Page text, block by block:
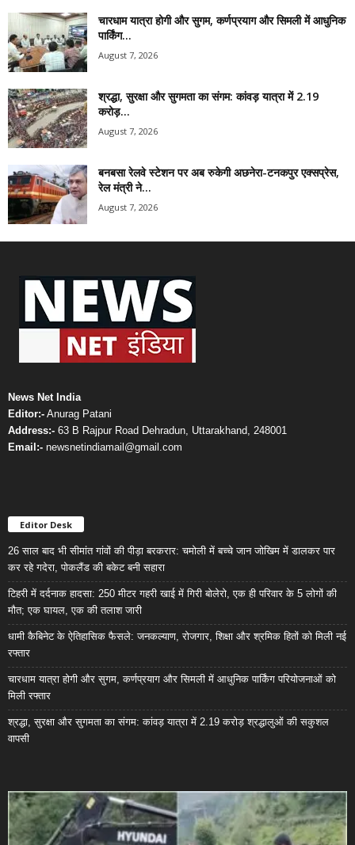
चारधाम यात्रा होगी और सुगम, कर्णप्रयाग और सिमली में आधुनिक
पार्किंग...
August 7, 2026
श्रद्धा, सुरक्षा और सुगमता का संगम: कांवड़ यात्रा में 2.19
करोड़...
August 7, 2026
बनबसा रेलवे स्टेशन पर अब रुकेगी अछनेरा-टनकपुर एक्सप्रेस,
रेल मंत्री ने...
August 7, 2026
News Net India
Editor:- Anurag Patani
Address:- 63 B Rajpur Road Dehradun, Uttarakhand, 248001
Email:- newsnetindiamail@gmail.com
Editor Desk
26 साल बाद भी सीमांत गांवों की पीड़ा बरकरार: चमोली में बच्चे जान जोखिम में डालकर पार
कर रहे गदेरा, पोकलैंड की बकेट बनी सहारा
टिहरी में दर्दनाक हादसा: 250 मीटर गहरी खाई में गिरी बोलेरो, एक ही परिवार के 5 लोगों की
मौत; एक घायल, एक की तलाश जारी
धामी कैबिनेट के ऐतिहासिक फैसले: जनकल्याण, रोजगार, शिक्षा और श्रमिक हितों को मिली नई
रफ्तार
चारधाम यात्रा होगी और सुगम, कर्णप्रयाग और सिमली में आधुनिक पार्किंग परियोजनाओं को
मिली रफ्तार
श्रद्धा, सुरक्षा और सुगमता का संगम: कांवड़ यात्रा में 2.19 करोड़ श्रद्धालुओं की सकुशल
वापसी